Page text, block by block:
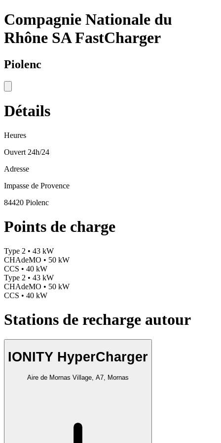
Compagnie Nationale du
Rhône SA FastCharger
Piolenc
Détails
Heures
Ouvert 24h/24
Adresse
Impasse de Provence
84420 Piolenc
Points de charge
Type 2 • 43 kW
CHAdeMO • 50 kW
CCS • 40 kW
Type 2 • 43 kW
CHAdeMO • 50 kW
CCS • 40 kW
Stations de recharge autour
IONITY HyperCharger
Aire de Mornas Village, A7, Mornas